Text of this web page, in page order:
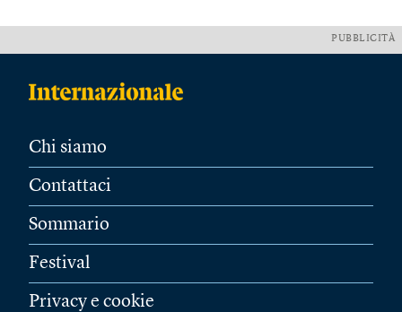
PUBBLICITÀ
Chi siamo
Contattaci
Sommario
Festival
Privacy e cookie